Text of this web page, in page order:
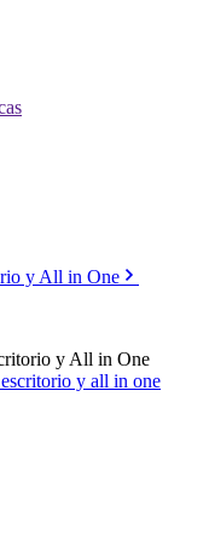
y All in One
y All in One
y all in one